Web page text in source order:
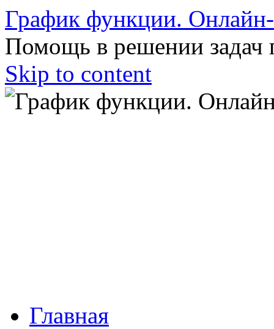
График функции.
Помощь в решении задач
Skip to content
Главная